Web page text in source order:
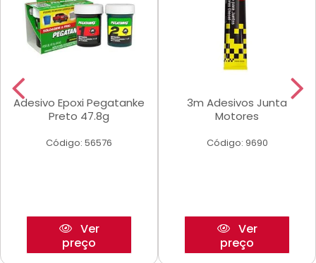
Adesivo Epoxi Pegatanke
Preto 47.8g
Código: 56576
Ver
preço
3m Adesivos Junta
Motores
Código: 9690
Ver
preço